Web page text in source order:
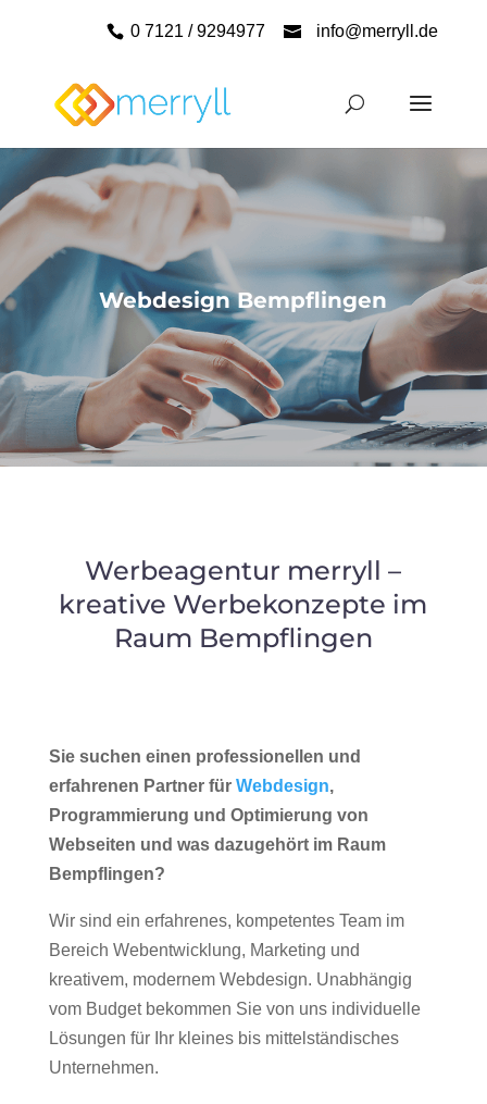
0 7121 / 9294977 info@merryll.de
Webdesign Bempflingen
Werbeagentur merryll –
kreative Werbekonzepte im
Raum Bempflingen
Sie suchen einen professionellen und
erfahrenen Partner für Webdesign,
Programmierung und Optimierung von
Webseiten und was dazugehört im Raum
Bempflingen?
Wir sind ein erfahrenes, kompetentes Team im
Bereich Webentwicklung, Marketing und
kreativem, modernem Webdesign. Unabhängig
vom Budget bekommen Sie von uns individuelle
Lösungen für Ihr kleines bis mittelständisches
Unternehmen.